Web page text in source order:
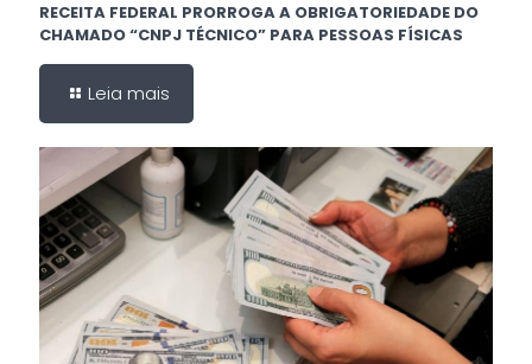
RECEITA FEDERAL PRORROGA A OBRIGATORIEDADE DO
CHAMADO “CNPJ TÉCNICO” PARA PESSOAS FÍSICAS
Leia mais